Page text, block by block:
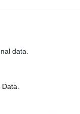
data.
el libre
bueno para la
del 31 de
segundo en